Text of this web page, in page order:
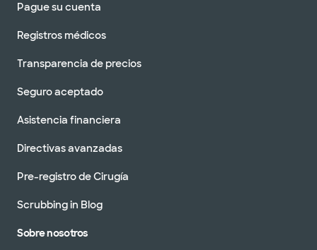
Pague su cuenta
Registros médicos
Transparencia de precios
Seguro aceptado
Asistencia financiera
Directivas avanzadas
Pre-registro de Cirugía
Scrubbing in Blog
Sobre nosotros